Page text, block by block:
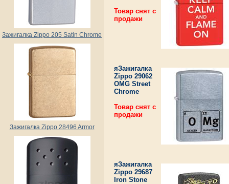
Зажигалка Zippo 205 Satin Chrome
Зажигалка Zippo 28496 Armor
Товар снят с
продажи
яЗажигалка
Zippo 29062
OMG Street
Chrome
Товар снят с
продажи
яЗажигалка
Zippo 29687
Iron Stone